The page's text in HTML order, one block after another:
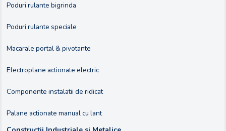
Poduri rulante bigrinda
Poduri rulante speciale
Macarale portal & pivotante
Electroplane actionate electric
Componente instalatii de ridicat
Palane actionate manual cu lant